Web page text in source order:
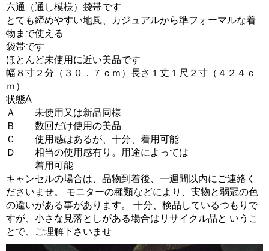
六通（通し模様）袋帯です
とても締めやすい地風、カジュアルから準フォーマルな着
物まで使える
袋帯です
ほとんど未使用に近い美品です
幅８寸２分（３０．７ｃｍ）長さ１丈１尺２寸（４２４ｃ
ｍ）
状態A
Ａ 未使用又は新品同様
Ｂ 数回だけ使用の美品
Ｃ 使用感はあるが、十分、着用可能
Ｄ 相当の使用感有り。用途によっては
着用可能
キャンセルの場合は、品物到着後、一週間以内にご連絡く
ださいませ。 モニターの種類などにより、実物と弱冠の色
の違いがある事があります。 十分、検品しているつもりで
すが、小さな見落としがある場合はリサイクル品と いうこ
とで、ご理解下さいませ